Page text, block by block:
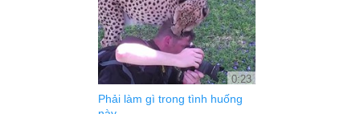
0:23
Phải làm gì trong tình huống